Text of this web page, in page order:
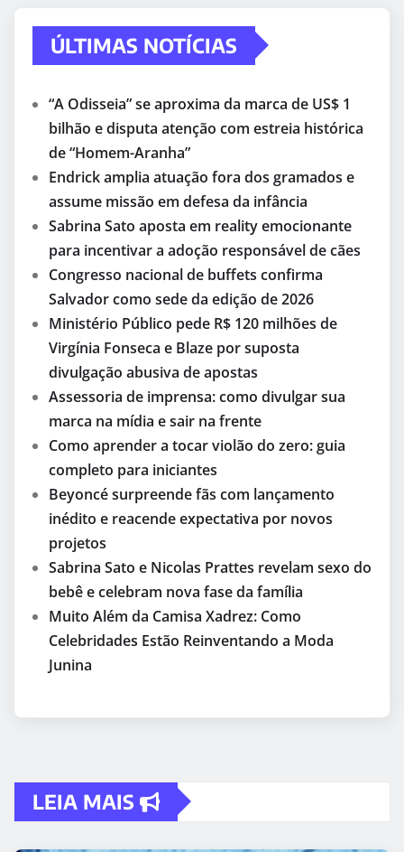
ÚLTIMAS NOTÍCIAS
“A Odisseia” se aproxima da marca de US$ 1
bilhão e disputa atenção com estreia histórica
de “Homem-Aranha”
Endrick amplia atuação fora dos gramados e
assume missão em defesa da infância
Sabrina Sato aposta em reality emocionante
para incentivar a adoção responsável de cães
Congresso nacional de buffets confirma
Salvador como sede da edição de 2026
Ministério Público pede R$ 120 milhões de
Virgínia Fonseca e Blaze por suposta
divulgação abusiva de apostas
Assessoria de imprensa: como divulgar sua
marca na mídia e sair na frente
Como aprender a tocar violão do zero: guia
completo para iniciantes
Beyoncé surpreende fãs com lançamento
inédito e reacende expectativa por novos
projetos
Sabrina Sato e Nicolas Prattes revelam sexo do
bebê e celebram nova fase da família
Muito Além da Camisa Xadrez: Como
Celebridades Estão Reinventando a Moda
Junina
LEIA MAIS